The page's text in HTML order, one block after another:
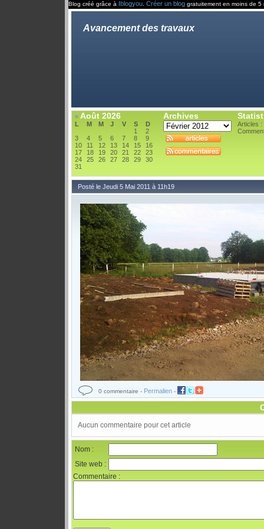
Blog créé grâce à Iblogyou Créer un blog gratuitement en moins de 5
Avancement des travaux
« Août 2026
L M M J V S
D
1
2
3
4 5 6 7 8
9
10
11 12 13 14 15
16
17
18 19 20 21 22
23
24
25 26 27 28 29
30
31
Archives
Articles :
Posté le Jeudi 5 Mai 2011 à 11h19
0 commentaire - Permalien -
Aucun commentaire pour cet article
Nom :
Site web :
Commentaire :